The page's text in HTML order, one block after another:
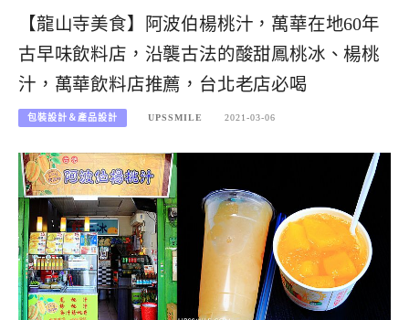
【龍山寺美食】阿波伯楊桃汁，萬華在地60年
古早味飲料店，沿襲古法的酸甜鳳桃冰、楊桃
汁，萬華飲料店推薦，台北老店必喝
包裝設計＆產品設計 UPSSMILE 2021-03-06